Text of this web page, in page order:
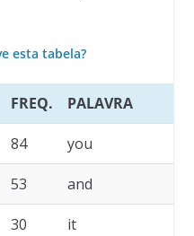
esta tabela?
FREQ. PALAVRA
84 you
53 and
30 it